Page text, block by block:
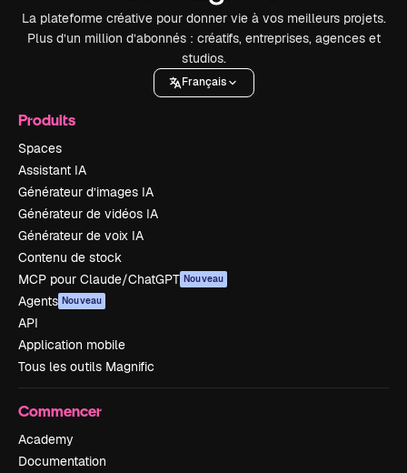
La plateforme créative pour donner vie à vos meilleurs projets.
Plus d’un million d’abonnés : créatifs, entreprises, agences et
studios.
Français
Produits
Spaces
Assistant IA
Générateur d’images IA
Générateur de vidéos IA
Générateur de voix IA
Contenu de stock
MCP pour Claude/ChatGPT Nouveau
Agents Nouveau
API
Application mobile
Tous les outils Magnific
Commencer
Academy
Documentation